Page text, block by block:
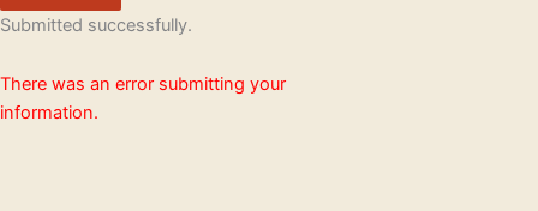
Submitted successfully.
There was an error submitting your
information.